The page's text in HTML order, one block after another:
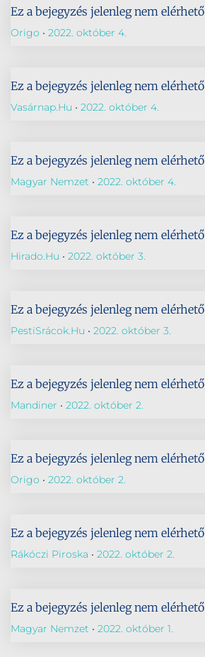
Ez a bejegyzés jelenleg nem elérhető
Origo 2022. október 4.
Ez a bejegyzés jelenleg nem elérhető
Vasárnap.hu 2022. október 4.
Ez a bejegyzés jelenleg nem elérhető
Magyar Nemzet 2022. október 4.
Ez a bejegyzés jelenleg nem elérhető
Hirado.hu 2022. október 3.
Ez a bejegyzés jelenleg nem elérhető
PestiSrácok.hu 2022. október 3.
Ez a bejegyzés jelenleg nem elérhető
Mandiner 2022. október 2.
Ez a bejegyzés jelenleg nem elérhető
Origo 2022. október 2.
Ez a bejegyzés jelenleg nem elérhető
Rákóczi Piroska 2022. október 2.
Ez a bejegyzés jelenleg nem elérhető
Magyar Nemzet 2022. október 1.